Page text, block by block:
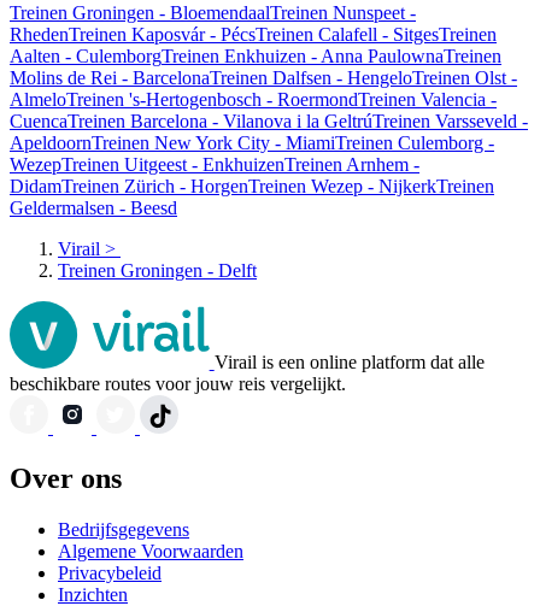
Treinen Groningen - BloemendaalTreinen Nunspeet -
RhedenTreinen Kaposvár - PécsTreinen Calafell - SitgesTreinen
Aalten - CulemborgTreinen Enkhuizen - Anna PaulownaTreinen
Molins de Rei - BarcelonaTreinen Dalfsen - HengeloTreinen Olst -
AlmeloTreinen 's-Hertogenbosch - RoermondTreinen Valencia -
CuencaTreinen Barcelona - Vilanova i la GeltrúTreinen Varsseveld -
ApeldoornTreinen New York City - MiamiTreinen Culemborg -
WezepTreinen Uitgeest - EnkhuizenTreinen Arnhem -
DidamTreinen Zürich - HorgenTreinen Wezep - NijkerkTreinen
Geldermalsen - Beesd
Virail >
Treinen Groningen - Delft
Virail is een online platform dat alle
beschikbare routes voor jouw reis vergelijkt.
Over ons
Bedrijfsgegevens
Algemene Voorwaarden
Privacybeleid
Inzichten